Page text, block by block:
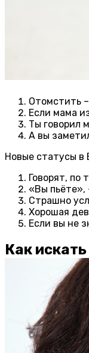
Отомстить
Если мама
Ты говорил
А вы
Новые статусы в
Говорят, по
«Вы пьёте»,
Страшно
Хорошая
Если вы не
Как